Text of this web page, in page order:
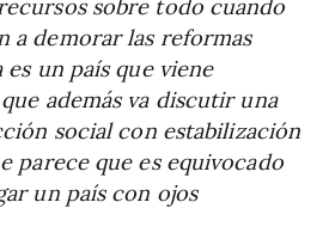
a demorar las reformas
un país que viene
además va discutir una
social con estabilización
parece que es equivocado
un país con ojos